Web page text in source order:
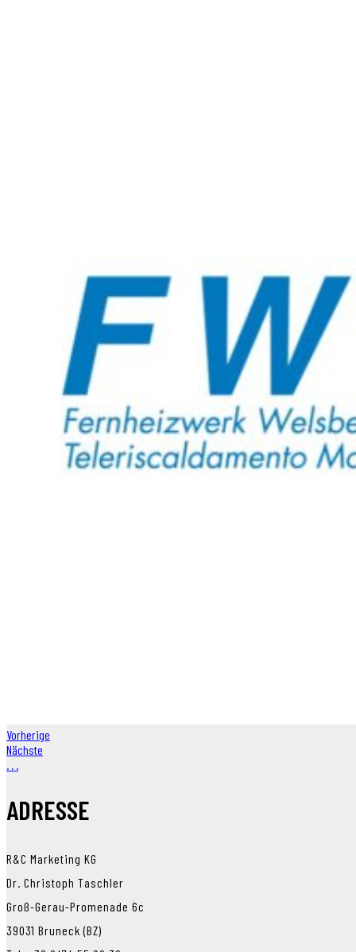
Vorherige
Nächste
ADRESSE
R&C Marketing KG
Dr. Christoph Taschler
Groß-Gerau-Promenade 6c
39031 Bruneck (BZ)